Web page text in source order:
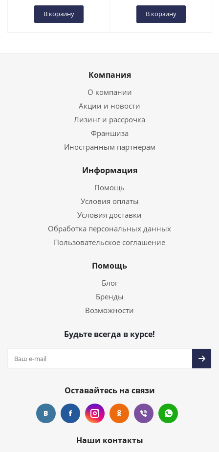
В корзину В корзину
Компания
О компании
Акции и новости
Лизинг и рассрочка
Франшиза
Иностранным партнерам
Информация
Помощь
Условия оплаты
Условия доставки
Обработка персональных данных
Пользовательское соглашение
Помощь
Блог
Бренды
Возможности
Будьте всегда в курсе!
Оставайтесь на связи
Наши контакты